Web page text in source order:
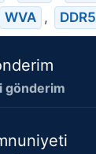
WVA , DDR5
gönderim